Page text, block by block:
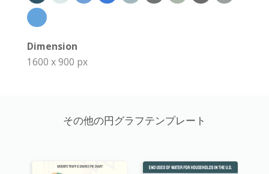
Dimension
1600 x 900 px
その他の円グラフテンプレート